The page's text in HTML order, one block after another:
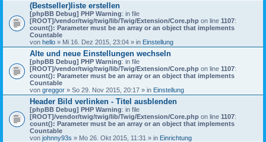
(Bestseller)liste erstellen
[phpBB Debug] PHP Warning: in file
[ROOT]/vendor/twig/twig/lib/Twig/Extension/Core.php on line 1107:
count(): Parameter must be an array or an object that implements
Countable
von hello » Mi 16. Dez 2015, 23:04 » in Einstellung
Alte und neue Einstellungen wechseln
[phpBB Debug] PHP Warning: in file
[ROOT]/vendor/twig/twig/lib/Twig/Extension/Core.php on line 1107:
count(): Parameter must be an array or an object that implements
Countable
von greggor » So 29. Nov 2015, 20:17 » in Einstellung
Header Bild verlinken - Titel ausblenden
[phpBB Debug] PHP Warning: in file
[ROOT]/vendor/twig/twig/lib/Twig/Extension/Core.php on line 1107:
count(): Parameter must be an array or an object that implements
Countable
von johnny93s » Mo 26. Okt 2015, 11:31 » in Einrichtung